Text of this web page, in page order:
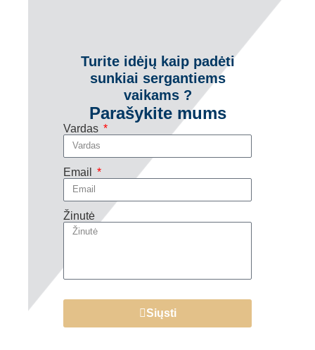
Turite idėjų kaip padėti
sunkiai sergantiems
vaikams ?
Parašykite mums
Vardas
Email
Žinutė
Siųsti